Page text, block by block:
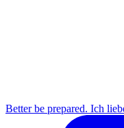
Better be prepared. Ich